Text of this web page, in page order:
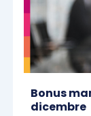
Bonus
dicembre